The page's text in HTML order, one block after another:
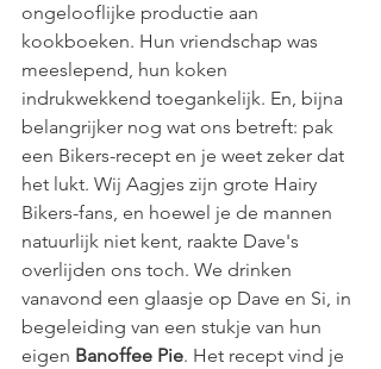
ongelooflijke productie aan
kookboeken. Hun vriendschap was
meeslepend, hun koken
indrukwekkend toegankelijk. En, bijna
belangrijker nog wat ons betreft: pak
een Bikers-recept en je weet zeker dat
het lukt. Wij Aagjes zijn grote Hairy
Bikers-fans, en hoewel je de mannen
natuurlijk niet kent, raakte Dave's
overlijden ons toch. We drinken
vanavond een glaasje op Dave en Si, in
begeleiding van een stukje van hun
eigen Banoffee Pie. Het recept vind je